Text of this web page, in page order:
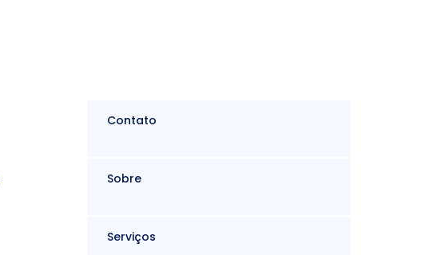
Contato
Sobre
Serviços